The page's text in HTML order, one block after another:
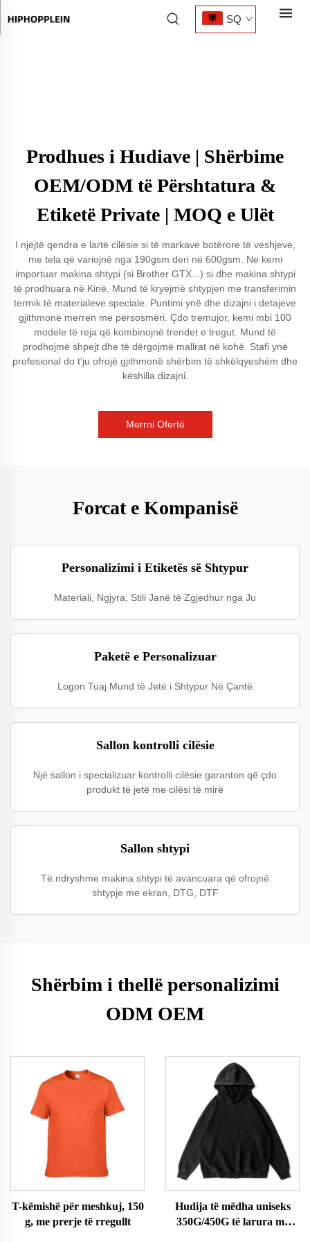
SQ
Prodhues i Hudiave | Shërbime
OEM/ODM të Përshtatura &
Etiketë Private | MOQ e Ulët
I njëjtë qendra e lartë cilësie si të markave botërore të veshjeve,
me tela që variojnë nga 190gsm deri në 600gsm. Ne kemi
importuar makina shtypi (si Brother GTX...) si dhe makina shtypi
të prodhuara në Kinë. Mund të kryejmë shtypjen me transferimin
termik të materialeve speciale. Puntimi ynë dhe dizajni i detajeve
gjithmonë merren me përsosmëri. Çdo tremujor, kemi mbi 100
modele të reja që kombinojnë trendet e tregut. Mund të
prodhojmë shpejt dhe të dërgojmë mallrat në kohë. Stafi ynë
profesional do t'ju ofrojë gjithmonë shërbim të shkëlqyeshëm dhe
këshilla dizajni.
Merrni Ofertë
Forcat e Kompanisë
Personalizimi i Etiketës së Shtypur
Materiali, Ngjyra, Stili Janë të Zgjedhur nga Ju
Paketë e Personalizuar
Logon Tuaj Mund të Jetë i Shtypur Në Çantë
Sallon kontrolli cilësie
Një sallon i specializuar kontrolli cilësie garanton që çdo
produkt të jetë me cilësi të mirë
Sallon shtypi
Të ndryshme makina shtypi të avancuara që ofrojnë
shtypje me ekran, DTG, DTF
Shërbim i thellë personalizimi
ODM OEM
T-këmishë për meshkuj, 150
g, me prerje të rregullt
Hudija të mëdha uniseks
350G/450G të larura me